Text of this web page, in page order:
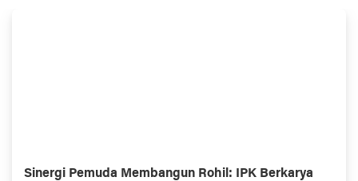
Sinergi Pemuda Membangun Rohil: IPK Berkarya